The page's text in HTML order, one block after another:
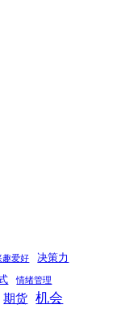
趣爱好 决策力
情绪管理
期货 机会